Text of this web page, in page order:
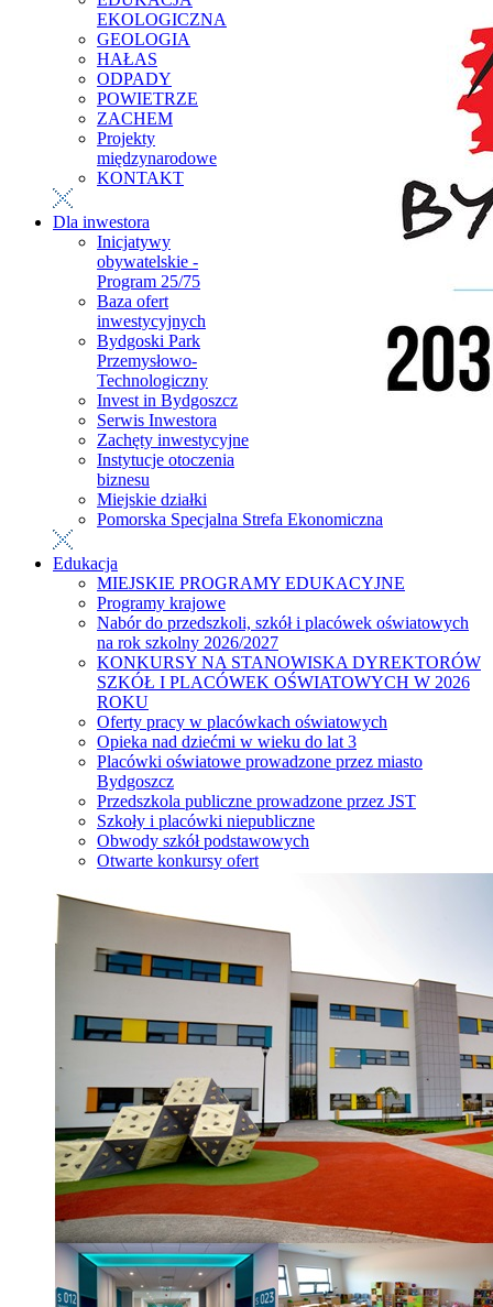
EKOLOGICZNA
GEOLOGIA
HAŁAS
ODPADY
POWIETRZE
ZACHEM
Projekty
międzynarodowe
KONTAKT
Dla inwestora
Inicjatywy
obywatelskie -
Program 25/75
Baza ofert
inwestycyjnych
Bydgoski Park
Przemysłowo-
Technologiczny
Invest in Bydgoszcz
Serwis Inwestora
Zachęty inwestycyjne
Instytucje otoczenia
biznesu
Miejskie działki
Pomorska Specjalna Strefa Ekonomiczna
Edukacja
MIEJSKIE PROGRAMY EDUKACYJNE
Programy krajowe
Nabór do przedszkoli, szkół i placówek oświatowych
na rok szkolny 2026/2027
KONKURSY NA STANOWISKA DYREKTORÓW
SZKÓŁ I PLACÓWEK OŚWIATOWYCH W 2026
ROKU
Oferty pracy w placówkach oświatowych
Opieka nad dziećmi w wieku do lat 3
Placówki oświatowe prowadzone przez miasto
Bydgoszcz
Przedszkola publiczne prowadzone przez JST
Szkoły i placówki niepubliczne
Obwody szkół podstawowych
Otwarte konkursy ofert